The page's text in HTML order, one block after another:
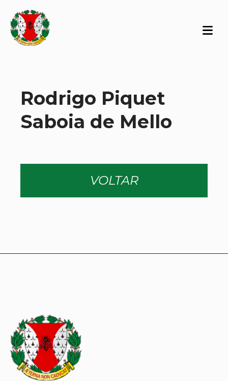
Rodrigo Piquet
Saboia de Mello
VOLTAR